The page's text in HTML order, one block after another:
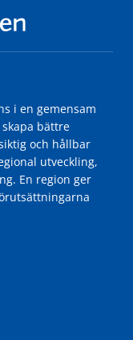
i en gemensam
bättre
och hållbar
utveckling,
En region ger